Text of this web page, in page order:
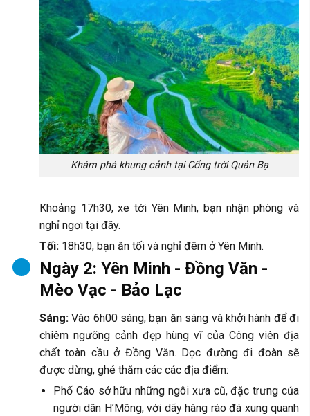
Khám phá khung cảnh tại Cổng trời Quản Bạ
Khoảng 17h30, xe tới Yên Minh, bạn nhận phòng và
nghỉ ngơi tại đây.
Tối: 18h30, bạn ăn tối và nghỉ đêm ở Yên Minh.
Ngày 2: Yên Minh - Đồng Văn -
Mèo Vạc - Bảo Lạc
Sáng: Vào 6h00 sáng, bạn ăn sáng và khởi hành để đi
chiêm ngưỡng cảnh đẹp hùng vĩ của Công viên địa
chất toàn cầu ở Đồng Văn. Dọc đường đi đoàn sẽ
được dừng, ghé thăm các các địa điểm:
Phố Cáo sở hữu những ngôi xưa cũ, đặc trưng của
người dân H’Mông, với dãy hàng rào đá xung quanh